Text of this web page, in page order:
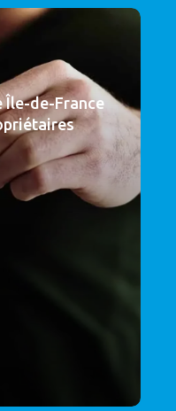
Île-de-France